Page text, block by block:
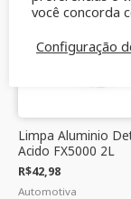
Limpa Aluminio
Acido FX5000 2L
R$42,98
Automotiva
você concorda
Configuração